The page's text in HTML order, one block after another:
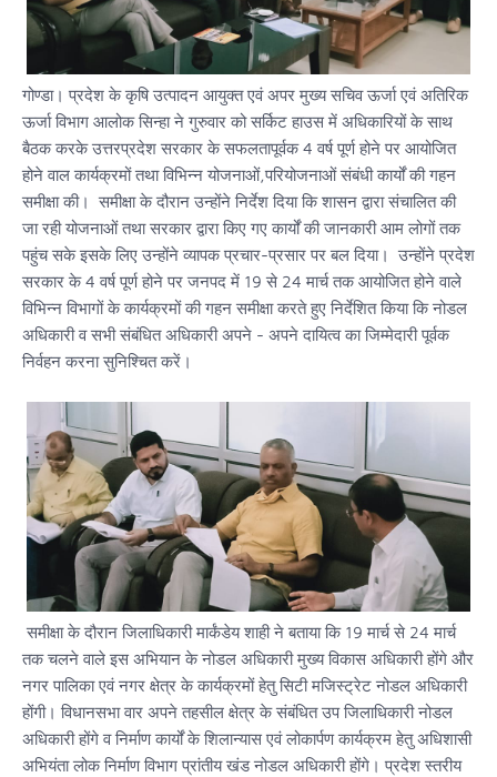
गोण्डा। प्रदेश के कृषि उत्पादन आयुक्त एवं अपर मुख्य सचिव ऊर्जा एवं अतिरिक
ऊर्जा विभाग आलोक सिन्हा ने गुरुवार को सर्किट हाउस में अधिकारियों के साथ
बैठक करके उत्तरप्रदेश सरकार के सफलतापूर्वक 4 वर्ष पूर्ण होने पर आयोजित
होने वाल कार्यक्रमों तथा विभिन्न योजनाओं,परियोजनाओं संबंधी कार्यों की गहन
समीक्षा की। समीक्षा के दौरान उन्होंने निर्देश दिया कि शासन द्वारा संचालित की
जा रही योजनाओं तथा सरकार द्वारा किए गए कार्यों की जानकारी आम लोगों तक
पहुंच सके इसके लिए उन्होंने व्यापक प्रचार-प्रसार पर बल दिया। उन्होंने प्रदेश
सरकार के 4 वर्ष पूर्ण होने पर जनपद में 19 से 24 मार्च तक आयोजित होने वाले
विभिन्न विभागों के कार्यक्रमों की गहन समीक्षा करते हुए निर्देशित किया कि नोडल
अधिकारी व सभी संबंधित अधिकारी अपने - अपने दायित्व का जिम्मेदारी पूर्वक
निर्वहन करना सुनिश्चित करें।
समीक्षा के दौरान जिलाधिकारी मार्कंडेय शाही ने बताया कि 19 मार्च से 24 मार्च
तक चलने वाले इस अभियान के नोडल अधिकारी मुख्य विकास अधिकारी होंगे और
नगर पालिका एवं नगर क्षेत्र के कार्यक्रमों हेतु सिटी मजिस्ट्रेट नोडल अधिकारी
होंगी। विधानसभा वार अपने तहसील क्षेत्र के संबंधित उप जिलाधिकारी नोडल
अधिकारी होंगे व निर्माण कार्यों के शिलान्यास एवं लोकार्पण कार्यक्रम हेतु अधिशासी
अभियंता लोक निर्माण विभाग प्रांतीय खंड नोडल अधिकारी होंगे। प्रदेश स्तरीय